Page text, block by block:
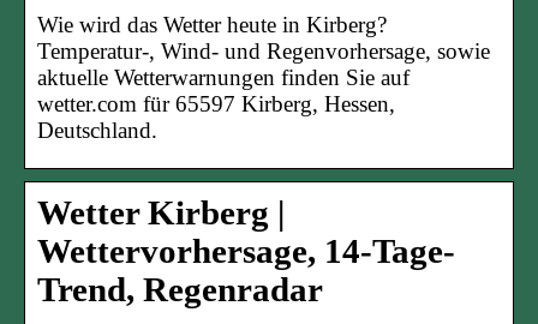
Wie wird das Wetter heute in Kirberg?
Temperatur-, Wind- und Regenvorhersage, sowie
aktuelle Wetterwarnungen finden Sie auf
wetter.com für 65597 Kirberg, Hessen,
Deutschland.
Wetter Kirberg |
Wettervorhersage, 14-Tage-
Trend, Regenradar